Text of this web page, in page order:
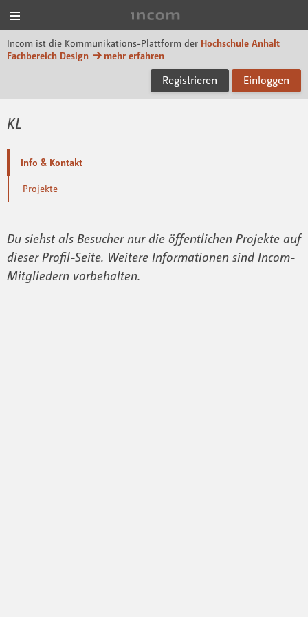
Incom ist die Kommunikations-Plattform der Hochschule Anhalt
Fachbereich Design
mehr erfahren
Registrieren Einloggen
KL
Info & Kontakt
Projekte
Du siehst als Besucher nur die öffentlichen Projekte auf
dieser Profil-Seite. Weitere Informationen sind Incom-
Mitgliedern vorbehalten.